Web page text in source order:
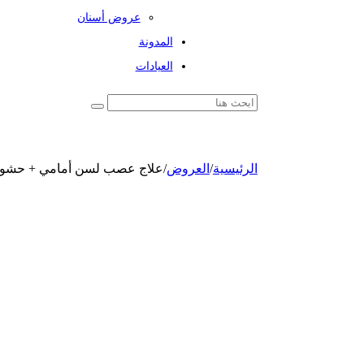
عروض أسنان
المدونة
العيادات
الرئيسية/ العروض/علاج عصب لسن أمامي + حشوة